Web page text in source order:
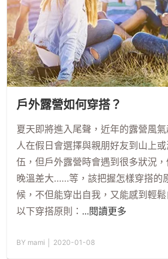
戶外露營如何穿搭？
夏天即將進入尾聲，近年的露營風
人在假日會選擇與親朋好友到山上
伍，但戶外露營時會遇到很多狀況
晚溫差大……等，該把握怎樣穿搭的
候，不但能穿出自我，又能感到輕
以下穿搭原則： ...閱讀更多
BY mami │ 2020-01-08